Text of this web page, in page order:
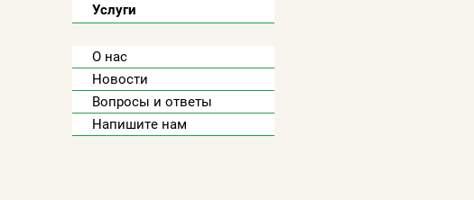
Услуги
О нас
Новости
Вопросы и ответы
Напишите нам